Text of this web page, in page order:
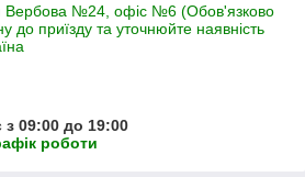
Вербова №24, офіс №6 (Обов'язково
до приїзду та уточнюйте наявність
09:00 до 19:00
роботи